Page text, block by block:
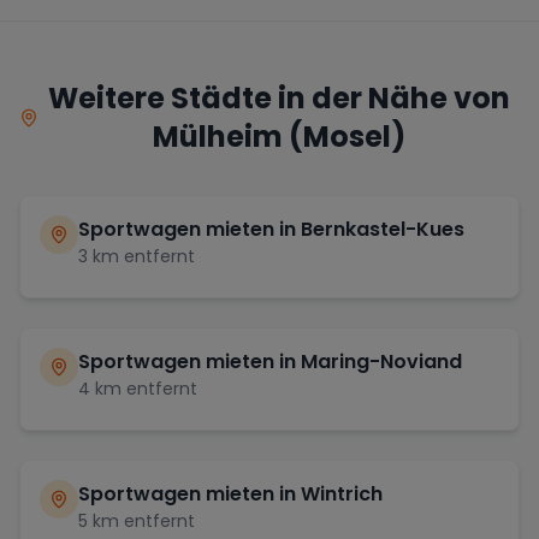
Weitere Städte in der Nähe von
Mülheim (Mosel)
Sportwagen mieten in Bernkastel-Kues
3 km entfernt
Sportwagen mieten in Maring-Noviand
4 km entfernt
Sportwagen mieten inWintrich
5 km entfernt